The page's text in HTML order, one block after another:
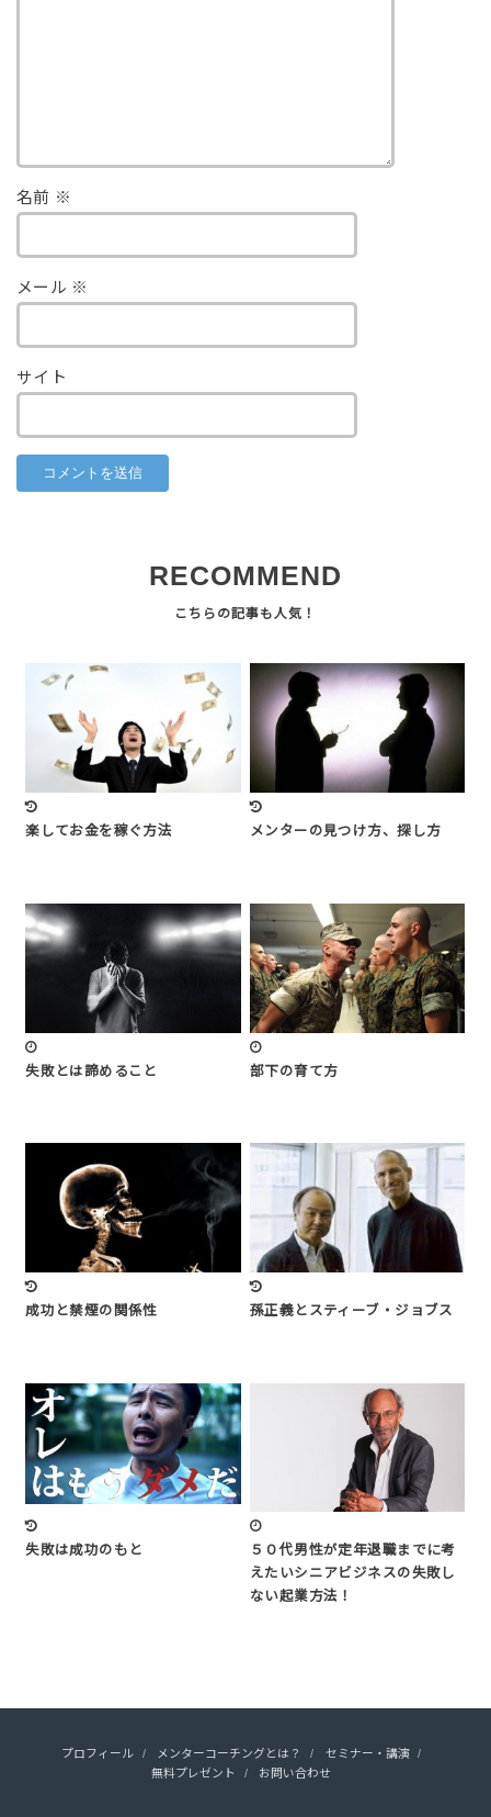
名前 ※
メール ※
サイト
RECOMMEND
楽してお金を稼ぐ方法 メンターの見つけ方、探し方
失敗とは諦めること 部下の育て方
成功と禁煙の関係性 孫正義とスティーブ・ジョブス
失敗は成功のもと
５０代男性が定年退職までに考
えたいシニアビジネスの失敗し
ない起業方法！
プロフィール メンターコーチングとは？
セミナー・講演
無料プレゼント
お問い合わせ